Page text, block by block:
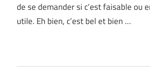
de se demander si c’est faisable ou
utile. Eh bien, c’est bel et bien …